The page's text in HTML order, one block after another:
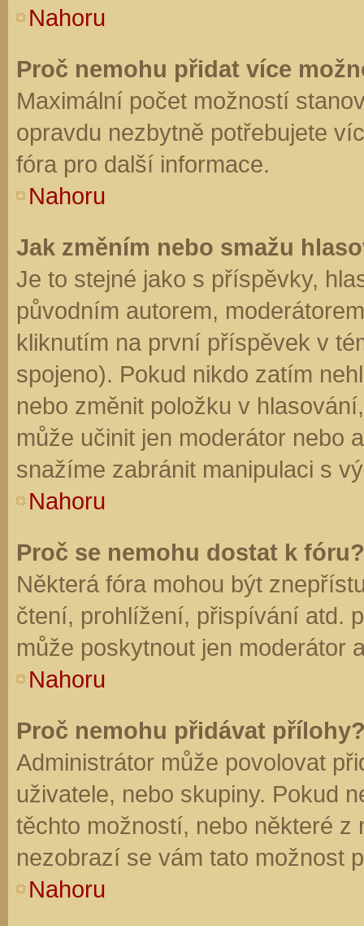
Nahoru
Proč nemohu přidat více
Maximální počet možností
opravdu nezbytně potřebujete
fóra pro další informace.
Nahoru
Jak změním nebo smažu
Je to stejné jako s příspěvky,
původním autorem,
kliknutím na první příspěvek v
spojeno). Pokud nikdo zatím
nebo změnit položku v
může učinit jen moderátor nebo
snažíme zabránit manipulaci s
Nahoru
Proč se nemohu dostat k fóru?
Některá fóra mohou být
čtení, prohlížení, přispívání atd.
může poskytnout jen moderátor
Nahoru
Proč nemohu přidávat
Administrátor může povolovat
uživatele, nebo skupiny. Pokud
těchto možností, nebo některé z
nezobrazí se vám tato možnost
Nahoru